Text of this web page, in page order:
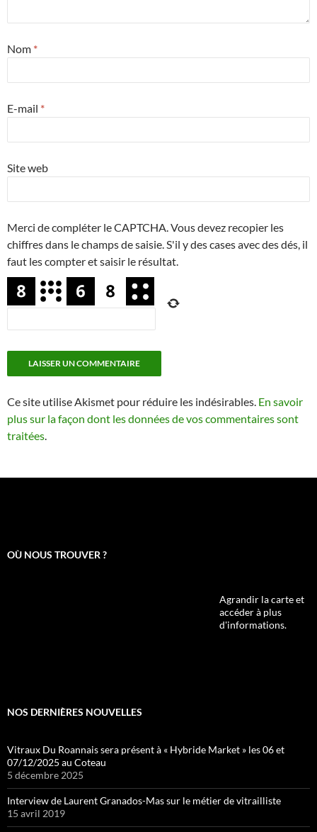
Nom *
E-mail *
Site web
Merci de compléter le CAPTCHA. Vous devez recopier les
chiffres dans le champs de saisie. S'il y des cases avec des dés, il
faut les compter et saisir le résultat.
Ce site utilise Akismet pour réduire les indésirables. En savoir
plus sur la façon dont les données de vos commentaires sont
traitées.
OÙ NOUS TROUVER ?
Agrandir la carte et
accéder à plus
d'informations.
NOS DERNIÈRES NOUVELLES
Vitraux Du Roannais sera présent à « Hybride Market » les 06 et
07/12/2025 au Coteau
5 décembre 2025
Interview de Laurent Granados-Mas sur le métier de vitrailliste
15 avril 2019